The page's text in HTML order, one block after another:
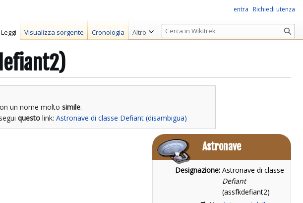
un nome moltosimile.
questo link:Astronave di classe Defiant (disambigua)
Astronave
Designazione: Astronave di classe
Defiant
(assfkdefiant2)
entra Richiedi utenza
Leggi Visualizza sorgente Cronologia Altro
R
i
r
c